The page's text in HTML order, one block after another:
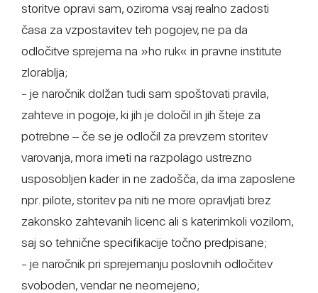
storitve opravi sam, oziroma vsaj realno zadosti
časa za vzpostavitev teh pogojev, ne pa da
odločitve sprejema na »ho ruk« in pravne institute
zlorablja;
- je naročnik dolžan tudi sam spoštovati pravila,
zahteve in pogoje, ki jih je določil in jih šteje za
potrebne – če se je odločil za prevzem storitev
varovanja, mora imeti na razpolago ustrezno
usposobljen kader in ne zadošča, da ima zaposlene
npr. pilote, storitev pa niti ne more opravljati brez
zakonsko zahtevanih licenc ali s katerimkoli vozilom,
saj so tehnične specifikacije točno predpisane;
- je naročnik pri sprejemanju poslovnih odločitev
svoboden, vendar ne neomejeno;